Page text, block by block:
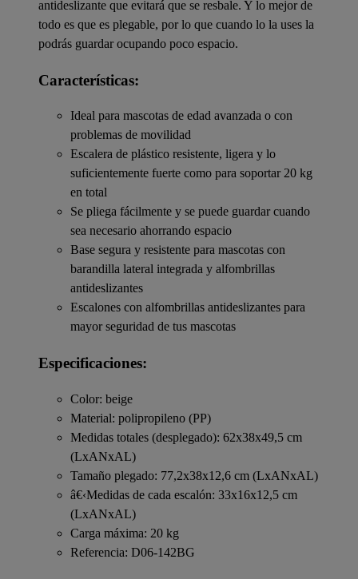
antideslizante que evitará que se resbale. Y lo mejor de
todo es que es plegable, por lo que cuando lo la uses la
podrás guardar ocupando poco espacio.
Características:
Ideal para mascotas de edad avanzada o con
problemas de movilidad
Escalera de plástico resistente, ligera y lo
suficientemente fuerte como para soportar 20 kg
en total
Se pliega fácilmente y se puede guardar cuando
sea necesario ahorrando espacio
Base segura y resistente para mascotas con
barandilla lateral integrada y alfombrillas
antideslizantes
Escalones con alfombrillas antideslizantes para
mayor seguridad de tus mascotas
Especificaciones:
Color: beige
Material: polipropileno (PP)
Medidas totales (desplegado): 62x38x49,5 cm
(LxANxAL)
Tamaño plegado: 77,2x38x12,6 cm (LxANxAL)
â€‹Medidas de cada escalón: 33x16x12,5 cm
(LxANxAL)
Carga máxima: 20 kg
Referencia: D06-142BG